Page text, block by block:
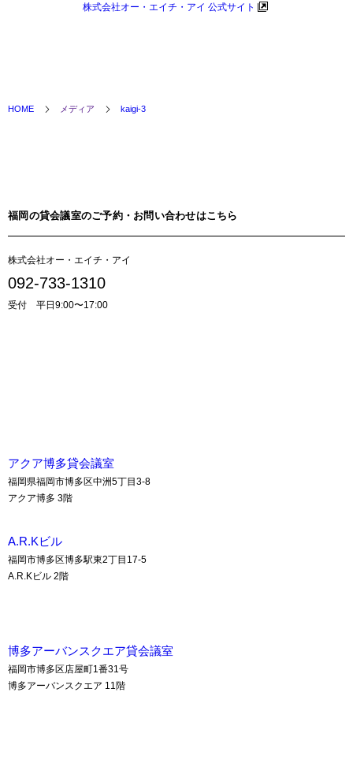
株式会社オー・エイチ・アイ 公式サイト
HOME メディア kaigi-3
福岡の貸会議室のご予約・お問い合わせはこちら
株式会社オー・エイチ・アイ
092-733-1310
受付 平日9:00〜17:00
アクア博多貸会議室
福岡県福岡市博多区中洲5丁目3-8
アクア博多 3階
A.R.Kビル
福岡市博多区博多駅東2丁目17-5
A.R.Kビル 2階
博多アーバンスクエア貸会議室
福岡市博多区店屋町1番31号
博多アーバンスクエア 11階